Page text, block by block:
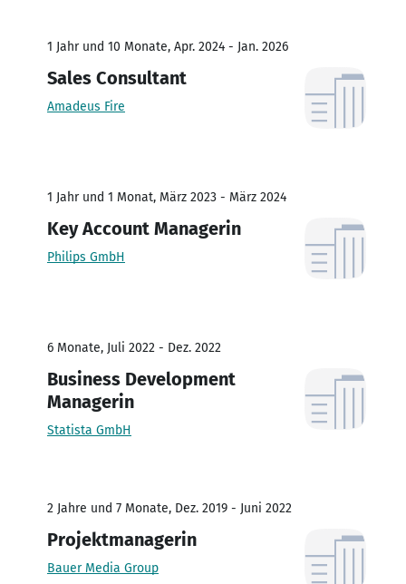
1 Jahr und 10 Monate, Apr. 2024 - Jan. 2026
Sales Consultant
Amadeus Fire
1 Jahr und 1 Monat, März 2023 - März 2024
Key Account Managerin
Philips GmbH
6 Monate, Juli 2022 - Dez. 2022
Business Development
Managerin
Statista GmbH
2 Jahre und 7 Monate, Dez. 2019 - Juni 2022
Projektmanagerin
Bauer Media Group